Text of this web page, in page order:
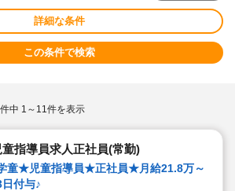
詳細な条件
この条件で検索
件中 1～11件を表示
指導員求人正社員(常勤)
童★児童指導員★正社員★月給21.8万～
付与♪